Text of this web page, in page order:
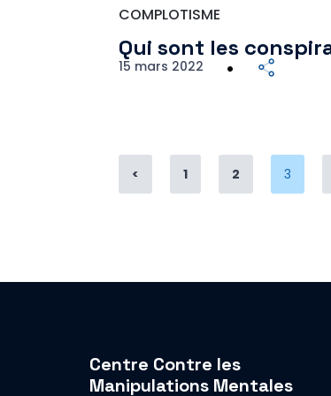
COMPLOTISME
Qui sont les
15 mars 2022
< Page
1 Page
2 Page
3
Centre Contre les
Manipulations Mentales